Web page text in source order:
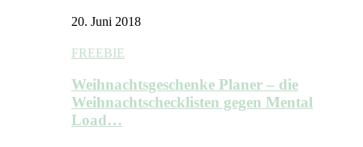
20. Juni 2018
FREEBIE
Weihnachtsgeschenke Planer – die
Weihnachtschecklisten gegen Mental
Load…